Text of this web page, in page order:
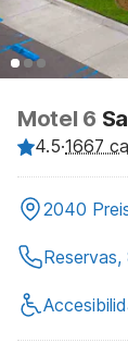
Motel 6
4.5·1667
2040
Reservas,